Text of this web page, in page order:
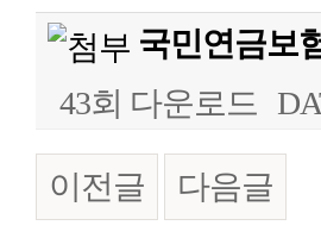
국민연금보
43회 다운로드
이전글 다음글